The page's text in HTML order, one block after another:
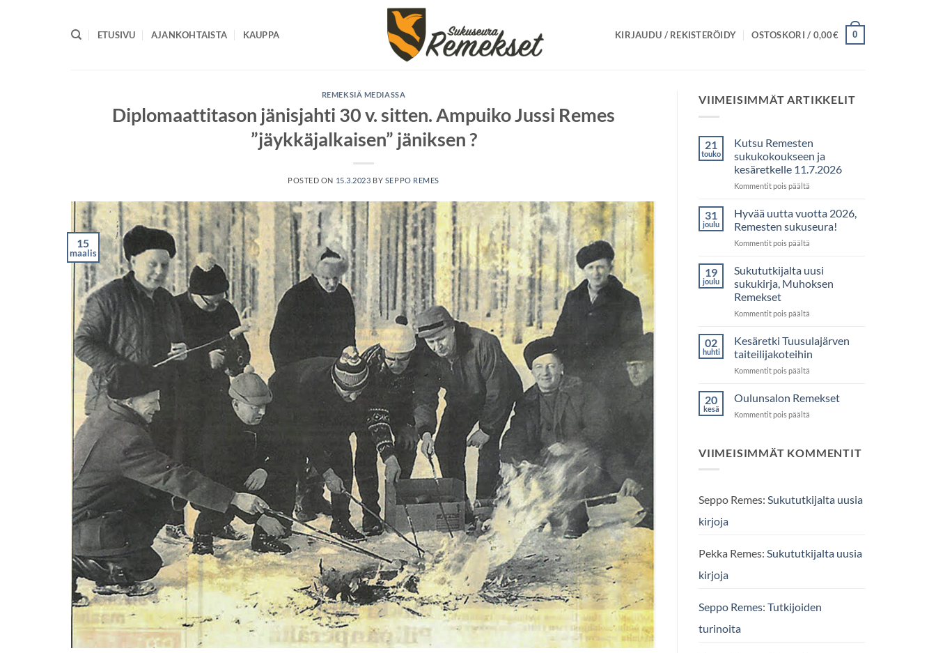
ETUSIVU AJANKOHTAISTA KAUPPA KIRJAUDU / REKISTERÖIDY OSTOSKORI / 0,00€ 0
REMEKSIÄ MEDIASSA
Diplomaattitason jänisjahti 30 v. sitten. Ampuiko Jussi Remes
”jäykkäjalkaisen” jäniksen ?
POSTED ON 15.3.2023 BY SEPPO REMES
15
maalis
VIIMEISIMMÄT ARTIKKELIT
21
touko
Kutsu Remesten
sukukokoukseen ja
kesäretkelle 11.7.2026
Kommentit pois päältä
Remesten
sukukokoukseen
ja
31
joulu
Hyvää uutta vuotta 2026,
Remesten sukuseura!
Kommentit pois päältä
uutta
vuotta
2026,
19
joulu
Sukututkijalta uusi
sukukirja, Muhoksen
Remekset
Kommentit pois päältä
uusi
sukukirja,
Muhoksen
02
huhti
Kesäretki Tuusulajärven
taiteilijakoteihin
Kommentit pois päältä
Tuusulajärven
taiteilijakoteihin
20
kesä
Oulunsalon Remekset
Kommentit pois päältä
VIIMEISIMMÄT KOMMENTIT
Seppo Remes: Sukututkijalta uusia
kirjoja
Pekka Remes: Sukututkijalta uusia
kirjoja
Seppo Remes: Tutkijoiden
turinoita